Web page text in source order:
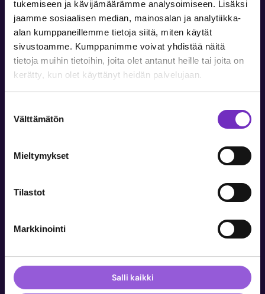
tukemiseen ja kävijämäärämme analysoimiseen. Lisäksi
jaamme sosiaalisen median, mainosalan ja analytiikka-
alan kumppaneillemme tietoja siitä, miten käytät
sivustoamme. Kumppanimme voivat yhdistää näitä
tietoja muihin tietoihin, joita olet antanut heille tai joita on
kerätty, kun olet käyttänyt heidän palvelujaan.
valinta
Välttämätön
Mieltymykset
Tilastot
Markkinointi
Salli kaikki
ASIAKASKOKEMUS
Vieser teki auditoinnin ennen
PIM-järjestelmän käyttöönottoa
lattiakaivoja ja niihin liittyviä ratkaisuja. Yrityksessä
tuotetietoa pidettiin yllä monessa eri paikassa ja usealla eri
kielellä. Tuotteiden avaamiseen ja päivittämiseen kului
kertaan. Niinpä yritys päätti tehdä PIM-auditoinnin, jossa
havainnoitiin koko tuotetietoprosessia eri
Lue lisää